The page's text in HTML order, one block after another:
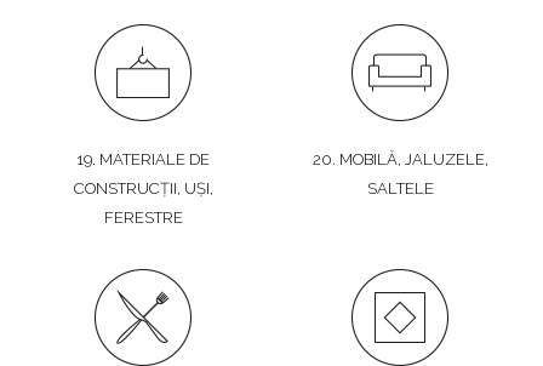
19. MATERIALE DE
CONSTRUCȚII, UȘI,
FERESTRE
20. MOBILĂ, JALUZELE,
SALTELE